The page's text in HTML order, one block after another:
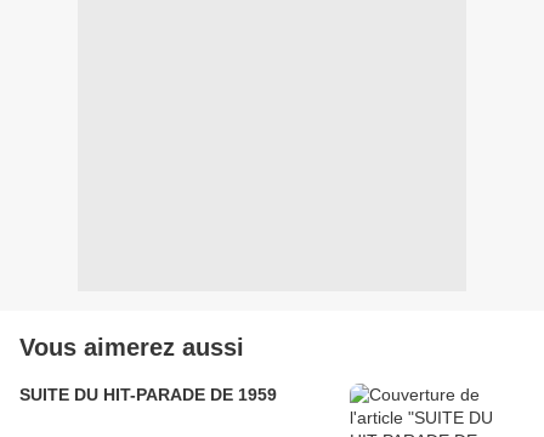
Vous aimerez aussi
SUITE DU HIT-PARADE DE 1959